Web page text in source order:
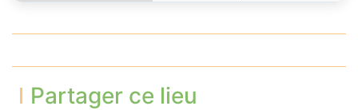
Partager ce lieu